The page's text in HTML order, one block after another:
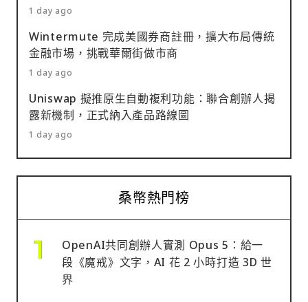
1 day ago
Wintermute 完成美國券商註冊，擴大布局傳統
金融市場，挑戰華爾街做市商
1 day ago
Uniswap 擬推原生自動複利功能：聯合創辦人揭
露新機制，正式納入產品路線圖
1 day ago
桑幣熱門榜
OpenAI共同創辦人實測 Opus 5：給一
段《魔戒》文字，AI 花 2 小時打造 3D 世
界